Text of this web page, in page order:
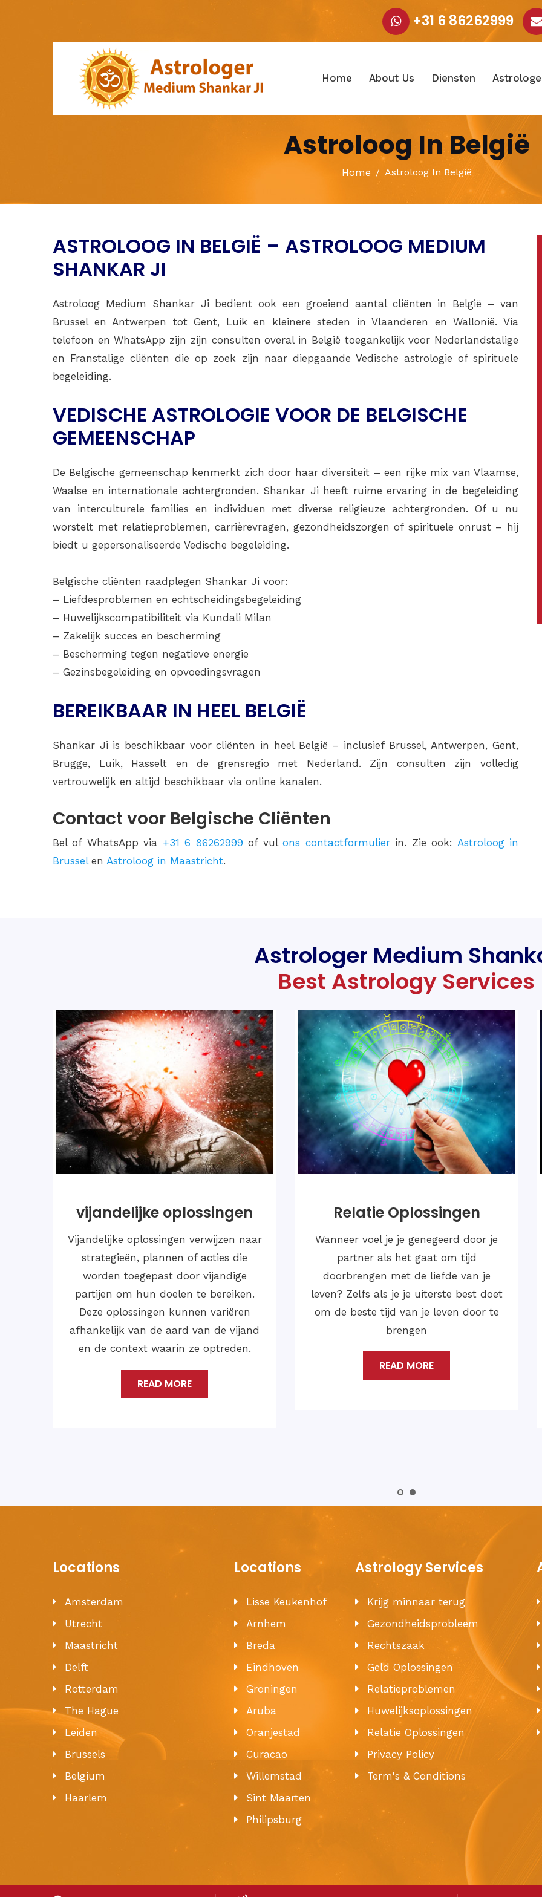
+31 6 86262999
Home About Us Diensten
Astroloog In België
Home Astroloog In België
ASTROLOOG IN BELGIË – ASTROLOOG MEDIUM
SHANKAR JI
Astroloog Medium Shankar Ji bedient ook een groeiend aantal cliënten in België – van
Brussel en Antwerpen tot Gent, Luik en kleinere steden in Vlaanderen en Wallonië. Via
telefoon en WhatsApp zijn zijn consulten overal in België toegankelijk voor Nederlandstalige
en Franstalige cliënten die op zoek zijn naar diepgaande Vedische astrologie of spirituele
begeleiding.
VEDISCHE ASTROLOGIE VOOR DE BELGISCHE
GEMEENSCHAP
De Belgische gemeenschap kenmerkt zich door haar diversiteit – een rijke mix van Vlaamse,
Waalse en internationale achtergronden. Shankar Ji heeft ruime ervaring in de begeleiding
van interculturele families en individuen met diverse religieuze achtergronden. Of u nu
worstelt met relatieproblemen, carrièrevragen, gezondheidszorgen of spirituele onrust – hij
biedt u gepersonaliseerde Vedische begeleiding.
Belgische cliënten raadplegen Shankar Ji voor:
– Liefdesproblemen en echtscheidingsbegeleiding
– Huwelijkscompatibiliteit via Kundali Milan
– Zakelijk succes en bescherming
– Bescherming tegen negatieve energie
– Gezinsbegeleiding en opvoedingsvragen
BEREIKBAAR IN HEEL BELGIË
Shankar Ji is beschikbaar voor cliënten in heel België – inclusief Brussel, Antwerpen, Gent,
Brugge, Luik, Hasselt en de grensregio met Nederland. Zijn consulten zijn volledig
vertrouwelijk en altijd beschikbaar via online kanalen.
Contact voor Belgische Cliënten
Bel of WhatsApp via +31 6 86262999 of vulons contactformulierin. Zie ook: Astroloog in
Brusselen Astroloog in Maastricht.
Astrologer Medium
Best Astrology Services
Verwijderen van hekschaft
Het verwijderen van heksachtig gedrag,
ook wel bekend als heksenjacht,
verwijst naar het systematisch
vervolgen, beschuldigen en uitsluiten
van personen die als heksen worden
bestempeld. Historisch gezien heeft
heksenvervolging geleid tot.
READ MORE
Vijandelijke Oplossingen
Vijandelijke oplossingen verwijzen naar
strategieën, plannen of acties die
worden toegepast door vijandige
partijen om hun doelen te bereiken.
Deze oplossingen kunnen variëren
afhankelijk van de aard van de vijand
en de context waarin ze optreden.
READ MORE
Locations
Amsterdam
Utrecht
Maastricht
Delft
Rotterdam
The Hague
Leiden
Brussels
Belgium
Haarlem
Locations
Lisse Keukenhof
Arnhem
Breda
Eindhoven
Groningen
Aruba
Oranjestad
Curacao
Willemstad
Sint Maarten
Philipsburg
Astrology Services
Krijg minnaar terug
Gezondheidsprobleem
Rechtszaak
Geld Oplossingen
Relatieproblemen
Huwelijksoplossingen
Relatie Oplossingen
Privacy Policy
Term's & Conditions